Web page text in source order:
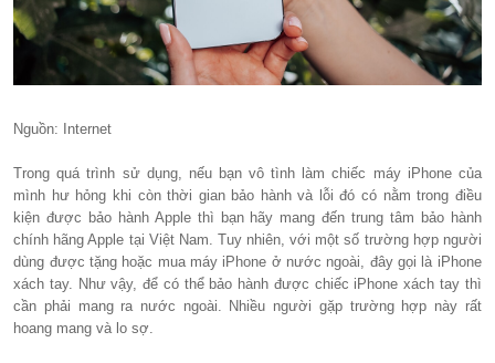
Nguồn: Internet
Trong quá trình sử dụng, nếu bạn vô tình làm chiếc máy iPhone của
mình hư hỏng khi còn thời gian bảo hành và lỗi đó có nằm trong điều
kiện được bảo hành Apple thì bạn hãy mang đến trung tâm bảo hành
chính hãng Apple tại Việt Nam. Tuy nhiên, với một số trường hợp người
dùng được tặng hoặc mua máy iPhone ở nước ngoài, đây gọi là iPhone
xách tay. Như vậy, để có thể bảo hành được chiếc iPhone xách tay thì
cần phải mang ra nước ngoài. Nhiều người gặp trường hợp này rất
hoang mang và lo sợ.